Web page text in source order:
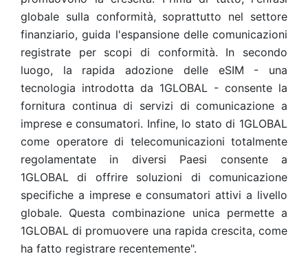
globale sulla conformità, soprattutto nel settore
finanziario, guida l'espansione delle comunicazioni
registrate per scopi di conformità. In secondo
luogo, la rapida adozione delle eSIM - una
tecnologia introdotta da 1GLOBAL - consente la
fornitura continua di servizi di comunicazione a
imprese e consumatori. Infine, lo stato di 1GLOBAL
come operatore di telecomunicazioni totalmente
regolamentate in diversi Paesi consente a
1GLOBAL di offrire soluzioni di comunicazione
specifiche a imprese e consumatori attivi a livello
globale. Questa combinazione unica permette a
1GLOBAL di promuovere una rapida crescita, come
ha fatto registrare recentemente".